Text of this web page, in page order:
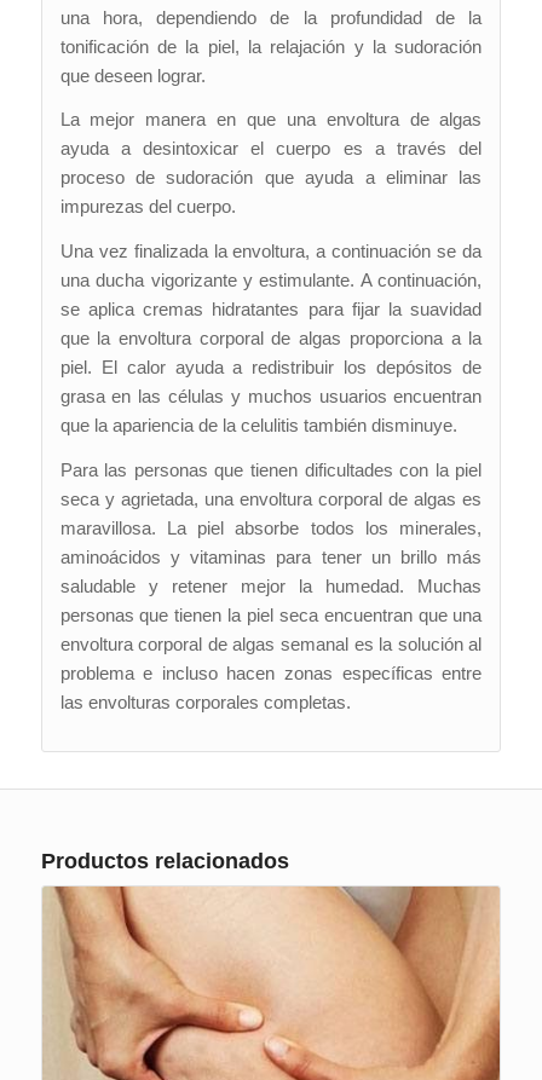
una hora, dependiendo de la profundidad de la
tonificación de la piel, la relajación y la sudoración
que deseen lograr.
La mejor manera en que una envoltura de algas
ayuda a desintoxicar el cuerpo es a través del
proceso de sudoración que ayuda a eliminar las
impurezas del cuerpo.
Una vez finalizada la envoltura, a continuación se da
una ducha vigorizante y estimulante. A continuación,
se aplica cremas hidratantes para fijar la suavidad
que la envoltura corporal de algas proporciona a la
piel. El calor ayuda a redistribuir los depósitos de
grasa en las células y muchos usuarios encuentran
que la apariencia de la celulitis también disminuye.
Para las personas que tienen dificultades con la piel
seca y agrietada, una envoltura corporal de algas es
maravillosa. La piel absorbe todos los minerales,
aminoácidos y vitaminas para tener un brillo más
saludable y retener mejor la humedad. Muchas
personas que tienen la piel seca encuentran que una
envoltura corporal de algas semanal es la solución al
problema e incluso hacen zonas específicas entre
las envolturas corporales completas.
Productos relacionados